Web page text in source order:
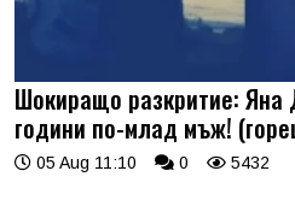
Шокиращо разкритие: Яна
години по-млад мъж!
05 Aug 11:10 0 5432